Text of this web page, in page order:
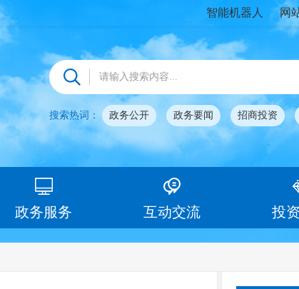
智能机器人 网
搜索热词： 政务公开 政务要闻 招商投资
政务服务 互动交流 投